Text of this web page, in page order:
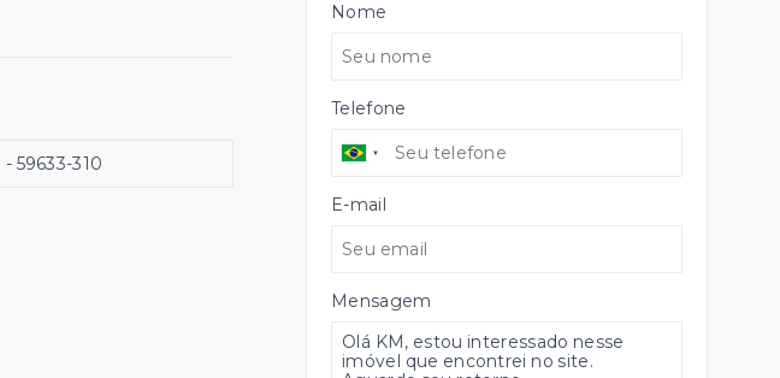
- 59633-310
Nome
Telefone
E-mail
Mensagem